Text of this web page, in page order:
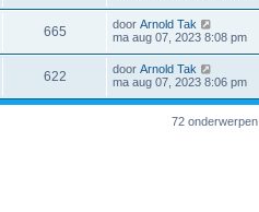
665 door Arnold Tak
ma aug 07, 2023 8:08 pm
622 door Arnold Tak
ma aug 07, 2023 8:06 pm
72 onderwerpen